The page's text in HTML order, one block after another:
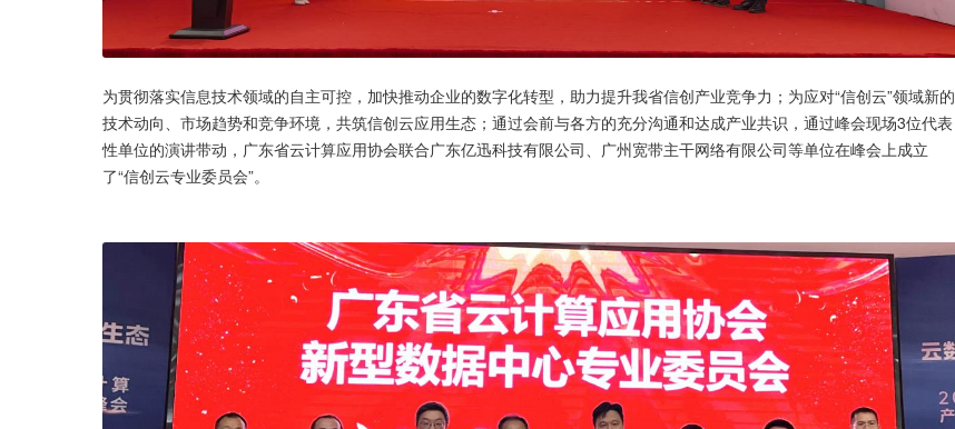
为贯彻落实信息技术领域的自主可控，加快推动企业的数字化转型，助力提升我省信创产业竞争力；为应对“信创云”领域新的
技术动向、市场趋势和竞争环境，共筑信创云应用生态；通过会前与各方的充分沟通和达成产业共识，通过峰会现场3位代表
性单位的演讲带动，广东省云计算应用协会联合广东亿迅科技有限公司、广州宽带主干网络有限公司等单位在峰会上成立
了“信创云专业委员会”。